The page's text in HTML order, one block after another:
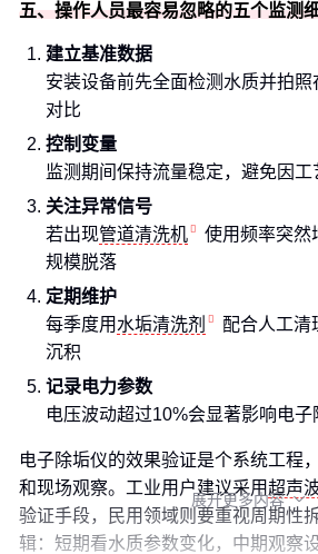
五、操作人员最容易忽略的五个监测
建立基准数据
安装设备前先全面检测水质并拍
对比
控制变量
监测期间保持流量稳定，避免因
关注异常信号
若出现管道清洗机
使用频率突然
规模脱落
定期维护
每季度用 水垢清洗剂
配合人工清
沉积
记录电力参数
电压波动超过10%会显著影响电
电子除垢仪的效果验证是个系统工程
和现场观察。工业用户建议采用超声
验证手段，民用领域则要重视周期性
辑：短期看水质参数变化，中期观察
展开更多内容 